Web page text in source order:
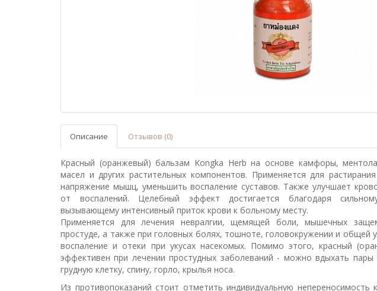
Описание Отзывов (0)
Красный (оранжевый) бальзам Kongka Herb на основе камфоры,
масел и других растительных компонентов. Применяется для
напряжение мышц, уменьшить воспаление суставов. Также улучшает
от воспалений. Целебный эффект достигается благодаря
вызывающему интенсивный приток крови к больному месту.
Применяется для лечения невралгии, щемящей боли, мышечных
простуде, а также при головных болях, тошноте, головокружении и общей
воспаление и отеки при укусах насекомых. Помимо этого, красный
эффективен при лечении простудных заболеваний - можно вдыхать пары
грудную клетку, спину, горло, крылья носа.
Из противопоказаний стоит отметить индивидуальную непереносимость